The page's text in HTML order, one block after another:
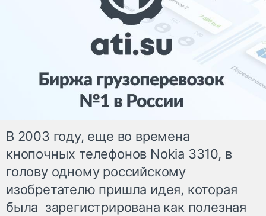
В 2003 году, еще во времена
кнопочных телефонов Nokia 3310, в
голову одному российскому
изобретателю пришла идея, которая
была зарегистрирована как полезная